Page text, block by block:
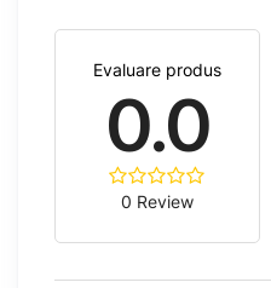
Evaluare produs
0.0
0 Review